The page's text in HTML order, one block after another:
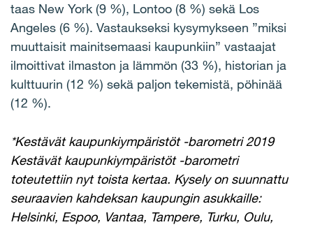
taas New York (9 %), Lontoo (8 %) sekä Los
Angeles (6 %). Vastaukseksi kysymykseen ”miksi
muuttaisit mainitsemaasi kaupunkiin” vastaajat
ilmoittivat ilmaston ja lämmön (33 %), historian ja
kulttuurin (12 %) sekä paljon tekemistä, pöhinää
(12 %).
*Kestävät kaupunkiympäristöt -barometri 2019
Kestävät kaupunkiympäristöt -barometri
toteutettiin nyt toista kertaa. Kysely on suunnattu
seuraavien kahdeksan kaupungin asukkaille:
Helsinki, Espoo, Vantaa, Tampere, Turku, Oulu,